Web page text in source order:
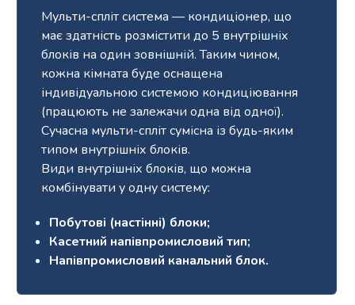
Мульти-спліт система — кондиціонер, що
має здатність розмістити до 5 внутрішніх
блоків на один зовнішній. Таким чином,
кожна кімната буде оснащена
індивідуальною системою кондиціювання
(працюють не залежачи одна від одної).
Сучасна мульти-спліт сумісна із будь-яким
типом внутрішніх блоків.
Види внутрішніх блоків, що можна
комбінувати у одну систему:
Побутові (настінні) блоки;
Касетний напівпромисловий тип;
Напівпромисловий канальний блок.